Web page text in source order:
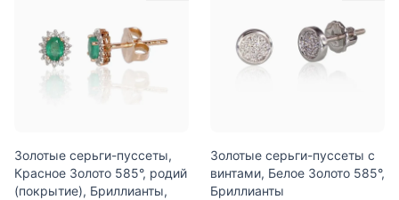
Золотые серьги-пуссеты,
Красное Золото 585°, родий
(покрытие), Бриллианты,
Золотые серьги-пуссеты с
винтами, Белое Золото 585°,
Бриллианты